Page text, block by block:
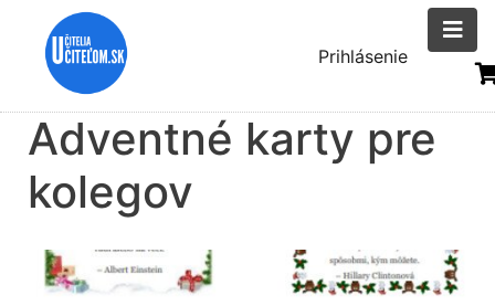
Menu
účtu
Prihlásenie
Adventné karty pre
kolegov